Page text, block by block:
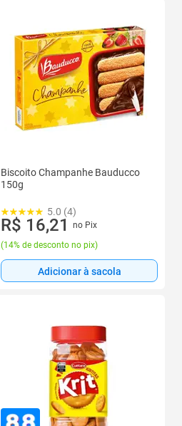
Biscoito Champanhe Bauducco
150g
5.0 (4)
R$ 16,21
no Pix
(14% de desconto no pix)
Adicionar à sacola